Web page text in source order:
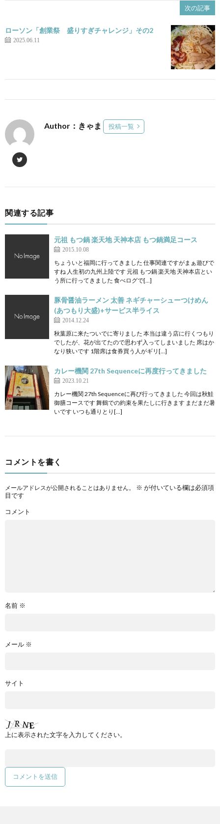
次の記事
ローソン「創業祭 盛りすぎチャレンジ」その2
2025.06.11
Author：きゃま 投稿一覧
関連する記事
元祖 もつ鍋 楽天地 天神本店 もつ鍋満足コース
2015.10.08
ちょういと福岡に行ってきました 仕事関連ですがまぁ遊びで
すね 人生初の九州上陸です 元祖 もつ鍋 楽天地 天神本店とい
う所に行ってきました 食べログで[…]
豚骨醤油ラーメン 太善 ネギチャーシューつけめん
(あつもり大盛)+サービス半ライス
2014.12.24
秋葉原に来たついでに寄りました 本当は違う店に行くつもり
でしたが、花が出てたので思わず入ってしまいました 席はか
なり狭いです 1階席は食券買う人がギリ[…]
カレー機関 27th Sequenceに再度行ってきました
2023.10.21
カレー機関 27th Sequenceに再び行ってきました 今回は秋鮭
御膳コースです 舞鶴での約束を果たしに行きます まだまだ暑
いです いつも通りとり[…]
コメントを書く
メールアドレスが公開されることはありません。 ※ が付いている欄は必須項
目です
コメント
名前 ※
メール ※
サイト
上に表示された文字を入力してください。